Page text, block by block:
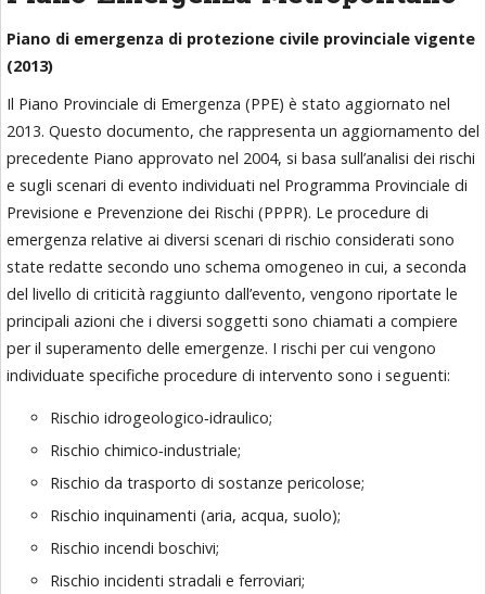
Piano di emergenza di protezione civile provinciale vigente
(2013)
Il Piano Provinciale di Emergenza (PPE) è stato aggiornato nel
2013. Questo documento, che rappresenta un aggiornamento del
precedente Piano approvato nel 2004, si basa sull’analisi dei rischi
e sugli scenari di evento individuati nel Programma Provinciale di
Previsione e Prevenzione dei Rischi (PPPR). Le procedure di
emergenza relative ai diversi scenari di rischio considerati sono
state redatte secondo uno schema omogeneo in cui, a seconda
del livello di criticità raggiunto dall’evento, vengono riportate le
principali azioni che i diversi soggetti sono chiamati a compiere
per il superamento delle emergenze. I rischi per cui vengono
individuate specifiche procedure di intervento sono i seguenti:
Rischio idrogeologico‐idraulico;
Rischio chimico‐industriale;
Rischio da trasporto di sostanze pericolose;
Rischio inquinamenti (aria, acqua, suolo);
Rischio incendi boschivi;
Rischio incidenti stradali e ferroviari;